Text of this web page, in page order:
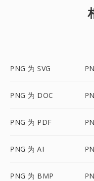
PNG 为 SVG
PNG 为 DOC
PNG 为 PDF
PNG 为 AI
PNG 为 BMP